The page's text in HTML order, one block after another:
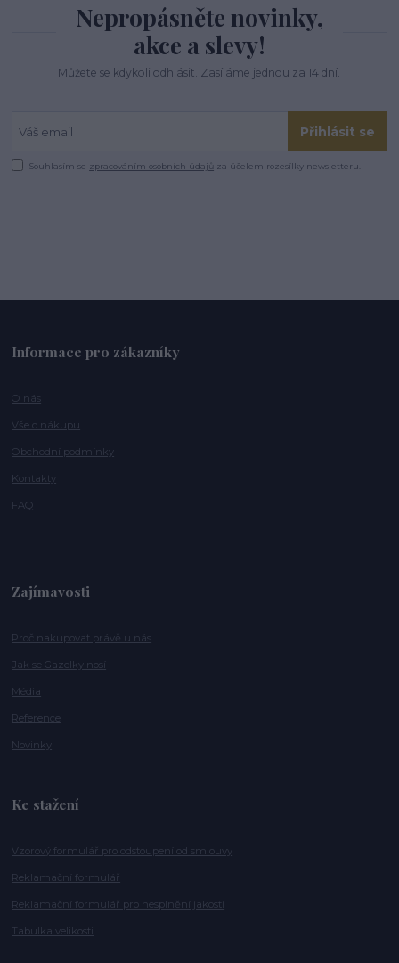
Nepropásněte novinky,
akce a slevy!
Můžete se kdykoli odhlásit. Zasíláme jednou za 14 dní.
Přihlásit se
Souhlasím se zpracováním osobních údajů za účelem rozesílky newsletteru.
Informace pro zákazníky
O nás
Vše o nákupu
Obchodní podmínky
Kontakty
FAQ
Zajímavosti
Proč nakupovat právě u nás
Jak se Gazelky nosí
Média
Reference
Novinky
Ke stažení
Vzorový formulář pro odstoupení od smlouvy
Reklamační formulář
Reklamační formulář pro nesplnění jakosti
Tabulka velikosti